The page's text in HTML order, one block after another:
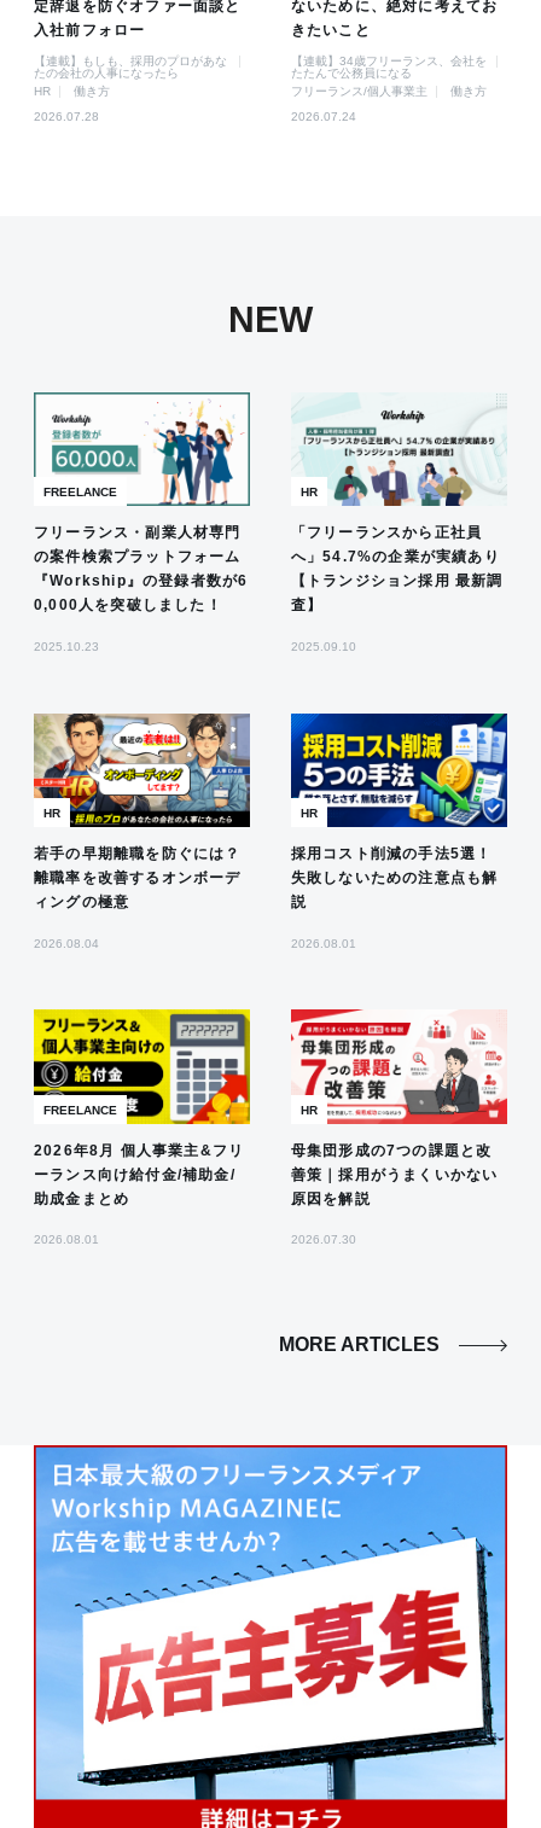
定辞退を防ぐオファー面談と
入社前フォロー
【連載】もしも、採用のプロがあな
たの会社の人事になったら
HR
働き方
2026.07.28
ないために、絶対に考えてお
きたいこと
【連載】34歳フリーランス、会社を
たたんで公務員になる
フリーランス/個人事業主
働き方
2026.07.24
NEW
FREELANCE
フリーランス・副業人材専門
の案件検索プラットフォーム
『Workship』の登録者数が6
0,000人を突破しました！
2025.10.23
HR
「フリーランスから正社員
へ」54.7%の企業が実績あり
【トランジション採用 最新調
査】
2025.09.10
HR
若手の早期離職を防ぐには？
離職率を改善するオンボーデ
ィングの極意
2026.08.04
HR
採用コスト削減の手法5選！
失敗しないための注意点も解
説
2026.08.01
FREELANCE
2026年8月 個人事業主&フリ
ーランス向け給付金/補助金/
助成金まとめ
2026.08.01
HR
母集団形成の7つの課題と改
善策｜採用がうまくいかない
原因を解説
2026.07.30
MORE ARTICLES